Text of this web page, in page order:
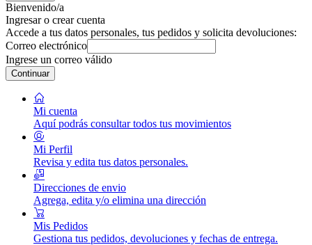
Bienvenido/a
Ingresar o crear cuenta
Accede a tus datos personales, tus pedidos y solicita devoluciones:
Correo electrónico
Ingrese un correo válido
Continuar
Mi cuenta
Aquí podrás consultar todos tus movimientos
Mi Perfil
Revisa y edita tus datos personales.
Direcciones de envio
Agrega, edita y/o elimina una dirección
Mis Pedidos
Gestiona tus pedidos, devoluciones y fechas de entrega.